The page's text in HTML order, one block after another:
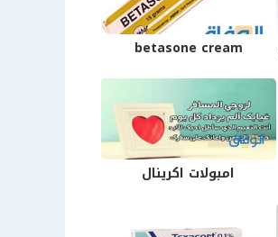
betasone cream
امبولات اكرينال